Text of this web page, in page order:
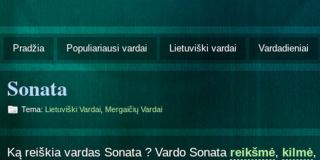
Pradžia Populiariausi vardai Lietuviški vardai Vardadieniai
Sonata
Tema: Lietuviški Vardai Mergaičių Vardai
Ką reiškia vardas Sonata ? Vardo Sonata reikšmė, kilmė,